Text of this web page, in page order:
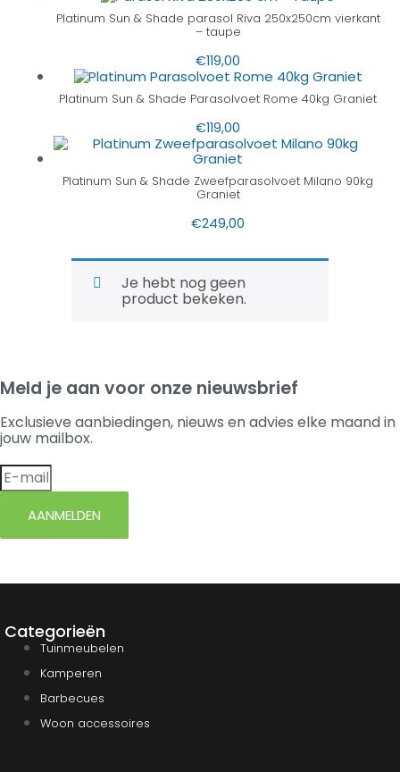
Platinum Sun & Shade parasol Riva 250x250cm vierkant
– taupe
€119,00
Platinum Sun & Shade Parasolvoet Rome 40kg Graniet
€119,00
Platinum Sun & Shade Zweefparasolvoet Milano 90kg
Graniet
€249,00
Je hebt nog geen
product bekeken.
Meld je aan voor onze nieuwsbrief
Exclusieve aanbiedingen, nieuws en advies elke maand in
jouw mailbox.
AANMELDEN
Categorieën
Tuinmeubelen
Kamperen
Barbecues
Woon accessoires